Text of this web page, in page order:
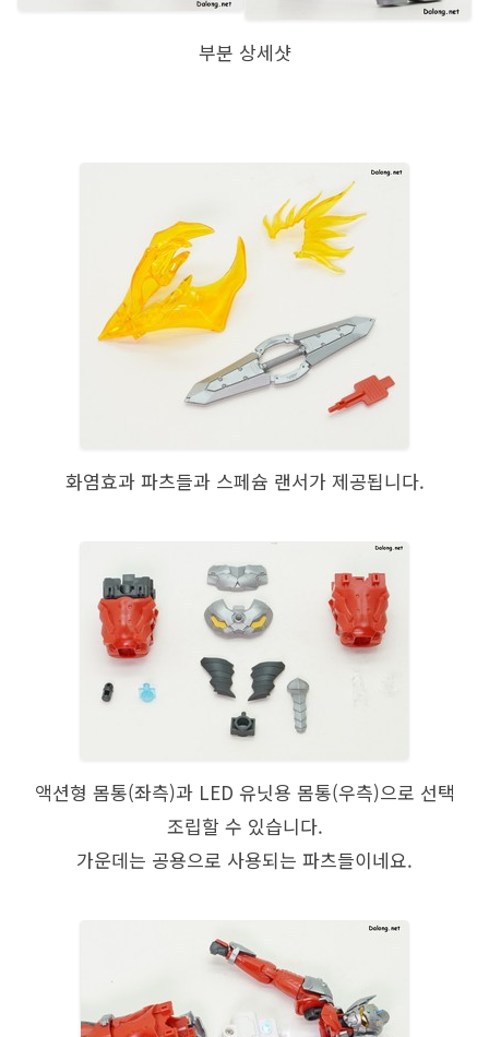
부분 상세샷
화염효과 파츠들과 스페슘 랜서가 제공됩니다.
액션형 몸통(좌측)과 LED 유닛용 몸통(우측)으로 선택
조립할 수 있습니다.
가운데는 공용으로 사용되는 파츠들이네요.